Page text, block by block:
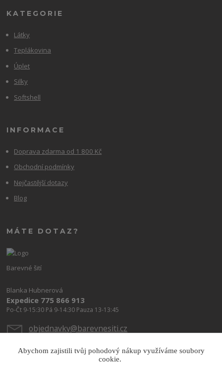
KATEGORIE
Látky
Teplákovina
Úplet
Silky
Softshell
INFORMACE
Doprava zdarma od 1 800 Kč
Obchodní podmínky
Nejčastější dotazy
Blog
MÁTE DOTAZ?
Barevné šití
Blanka Hubnerová
Expedice 775 866 913
Po-Čt 9-15:30 Pá 9-14:30 Pauza 13-13:45
objednavky@barevnesiti.cz
Abychom zajistili tvůj pohodový nákup využíváme soubory
cookie.